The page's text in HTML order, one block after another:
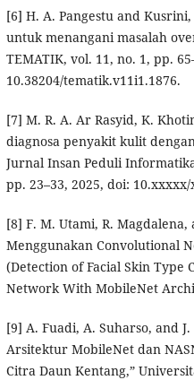
[6] H. A. Pangestu and
untuk menangani masalah
TEMATIK, vol. 11, no. 1, pp.
10.38204/tematik.v11i1.1876.
[7] M. R. A. Ar Rasyid, K.
diagnosa penyakit kulit
Jurnal Insan Peduli
pp. 23–33, 2025, doi:
[8] F. M. Utami, R. Magdalena,
Menggunakan Convolutional
(Detection of Facial Skin Type
Network With MobileNet
[9] A. Fuadi, A. Suharso, and
Arsitektur MobileNet dan
Citra Daun Kentang,”